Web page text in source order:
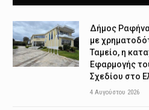
Δήμος
με
Ταμείο, η
Εφαρμογής
Σχεδίου στο
4 Αυγούστου 2026